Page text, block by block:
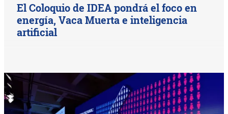
El Coloquio de IDEA pondrá el foco en
energía, Vaca Muerta e inteligencia
artificial